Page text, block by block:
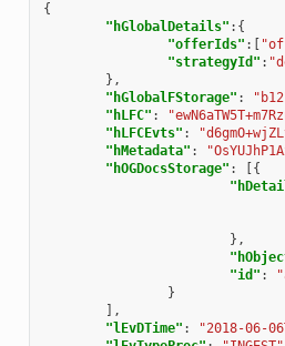
{
"hGlobalDetails" :{
"offerIds" :[
"strategyId" :
},
"hGlobalFStorage" :
"hLFC" :
"hLFCEvts" :
"hMetadata" :
"hOGDocsStorage" :
[{
},
"id" :
}
],
"lEvDTime" : "2018-06-